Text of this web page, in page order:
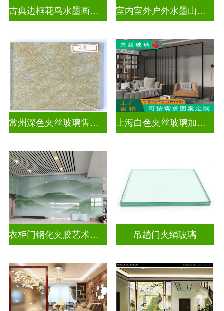
古典边框花鸟水墨画玻璃 室内室外户外水墨山水画玻璃
常州深色夹丝玻璃售价多少 上海白色夹丝玻璃加工厂
衣柜门钢化夹胶艺术玻璃 吊趟门夹绢玻璃